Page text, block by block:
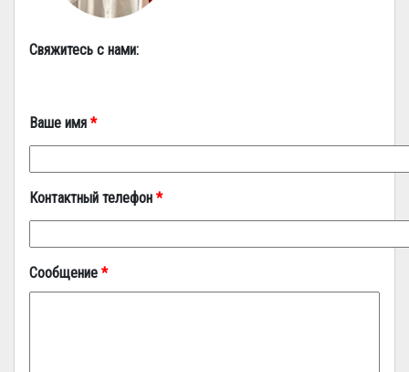
Свяжитесь с нами:
Ваше имя *
Контактный телефон *
Сообщение *